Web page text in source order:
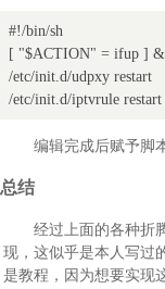
    ip route flush table 100
}
restart() {
#!/bin/sh
[ "$ACTION" = ifup ]
/etc/init.d/udpxy restart
/etc/init.d/iptvrule restart
编辑完成后赋予脚
总结
经过上面的各种折
现，这似乎是本人写过
是教程，因为想要实现